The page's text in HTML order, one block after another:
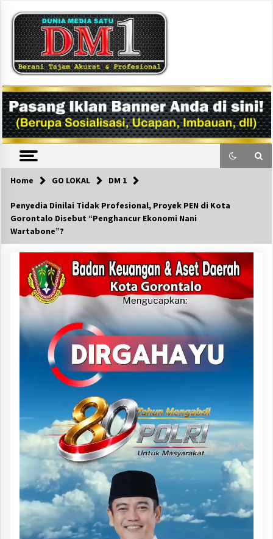
content
DM1
Home GO LOKAL DM 1
Penyedia Dinilai Tidak Profesional, Proyek PEN di Kota
Gorontalo Disebut “Penghancur Ekonomi Nani
Wartabone”?